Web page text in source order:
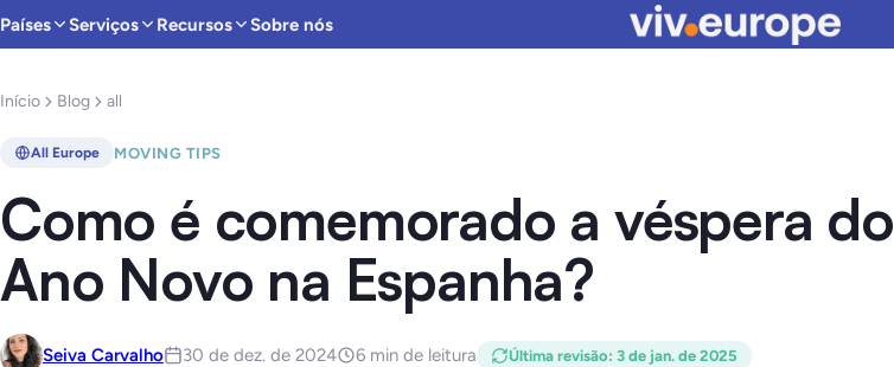
Países Serviços Recursos Sobre nós
Início Blog all
All Europe MOVING TIPS
Como é comemorado a véspera do
Ano Novo na Espanha?
Seiva Carvalho 30 de dez. de 2024 6 min de leitura Última revisão: 3 de jan. de 2025